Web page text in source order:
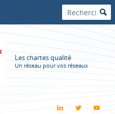
Les chartes qualité
Un réseau pour vos réseaux